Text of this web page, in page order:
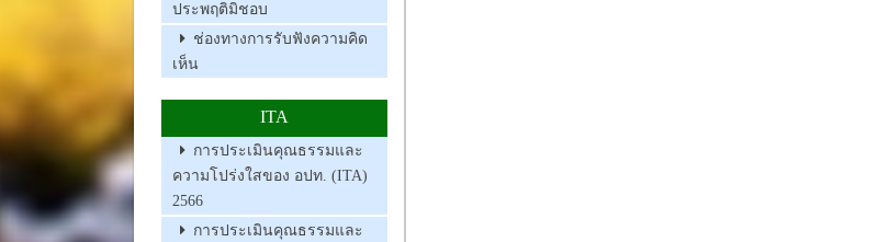
ประพฤติมิชอบ
ช่องทางการรับฟังความคิด
เห็น
ITA
การประเมินคุณธรรมและ
ความโปร่งใสของ อปท. (ITA)
2566
การประเมินคุณธรรมและ